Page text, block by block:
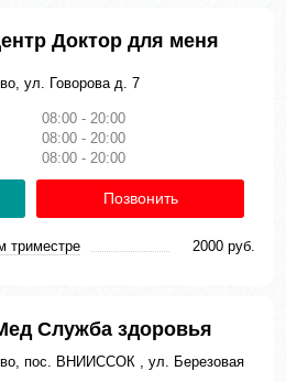
Доктор для меня
ул. Говорова д. 7
08:00 - 20:00
08:00 - 20:00
08:00 - 20:00
Позвонить
триместре 2000 руб.
Служба здоровья
пос. ВНИИССОК , ул. Березовая